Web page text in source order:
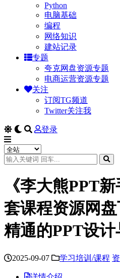
Python
电脑基础
编程
网络知识
建站记录
专题
夸克网盘资源专题
电商运营资源专题
关注
订阅TG频道
Twitter关注我
登录
《李大熊PPT
套课程资源网盘
精通的PPT设
2025-09-07 学习培训/课程